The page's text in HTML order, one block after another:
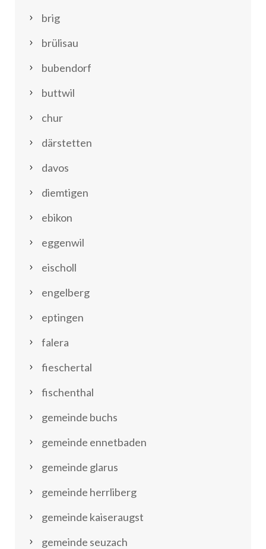
brig
brülisau
bubendorf
buttwil
chur
därstetten
davos
diemtigen
ebikon
eggenwil
eischoll
engelberg
eptingen
falera
fieschertal
fischenthal
gemeinde buchs
gemeinde ennetbaden
gemeinde glarus
gemeinde herrliberg
gemeinde kaiseraugst
gemeinde seuzach